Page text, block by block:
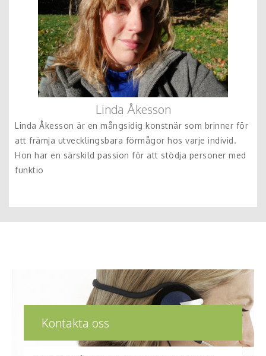
Linda Åkesson
Linda Åkesson är en mångsidig konstnär som brinner för
att främja utvecklingsbara förmågor hos varje individ.
Hon har en särskild passion för att stödja personer med
funktio
Kontakta oss